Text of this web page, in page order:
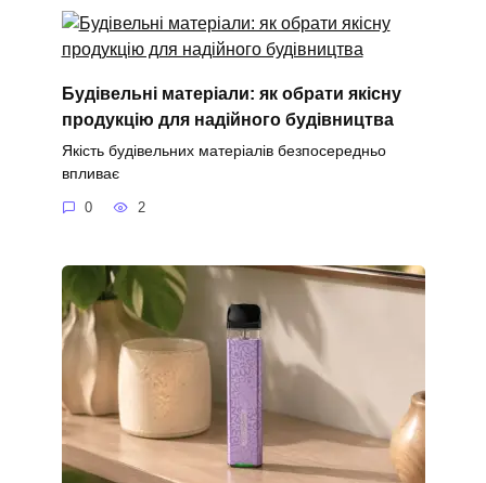
Будівельні матеріали: як обрати якісну
продукцію для надійного будівництва
Якість будівельних матеріалів безпосередньо
впливає
0 2